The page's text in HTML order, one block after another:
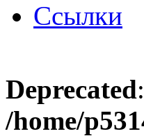
Ссылки
Deprecated
/home/